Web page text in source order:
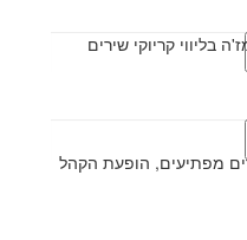
בליווי קריוקי שירים
מפתיעים, הופעת הקהל